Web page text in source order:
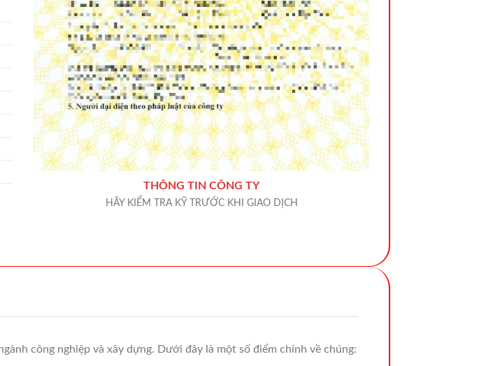
THÔNG TIN CÔNG TY
HÃY KIỂM TRA KỸ TRƯỚC KHI GIAO DỊCH
công nghiệp và xây dựng. Dưới đây là một số điểm chính về chúng: